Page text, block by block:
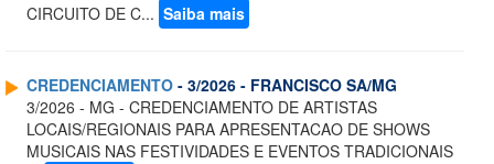
CIRCUITO DE C... Saiba mais
CREDENCIAMENTO - 3/2026 - FRANCISCO SA/MG
3/2026 - MG - CREDENCIAMENTO DE ARTISTAS
LOCAIS/REGIONAIS PARA APRESENTACAO DE SHOWS
MUSICAIS NAS FESTIVIDADES E EVENTOS TRADICIONAIS